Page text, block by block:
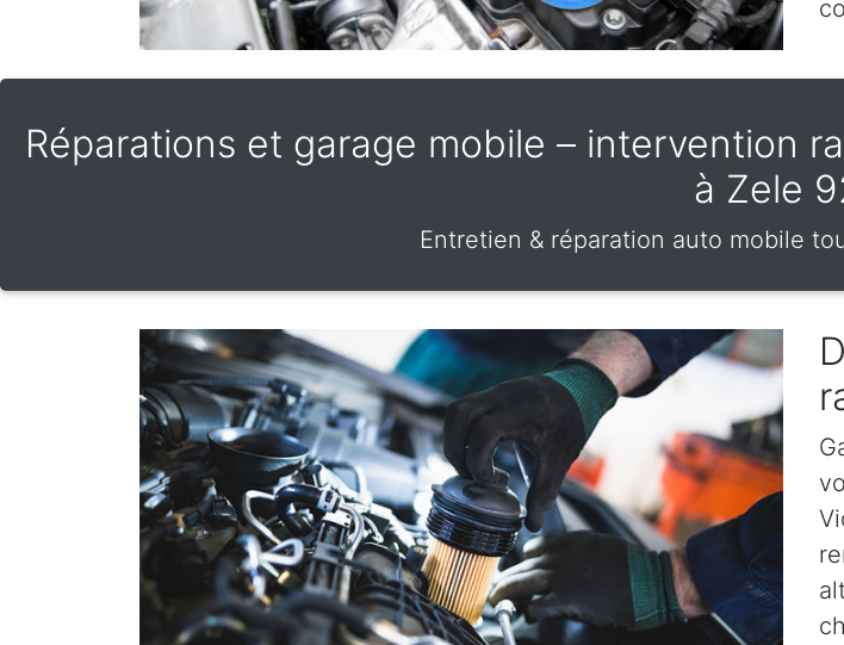
Réparations et garage mobile – intervention
à Zele
Entretien & réparation auto mobile